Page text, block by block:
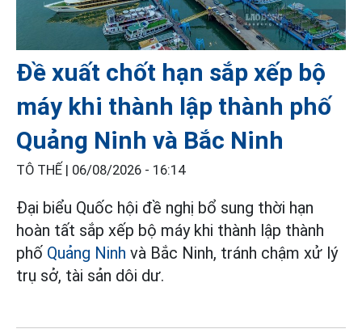
Đề xuất chốt hạn sắp xếp bộ
máy khi thành lập thành phố
Quảng Ninh và Bắc Ninh
TÔ THẾ | 06/08/2026 - 16:14
Đại biểu Quốc hội đề nghị bổ sung thời hạn
hoàn tất sắp xếp bộ máy khi thành lập thành
phố Quảng Ninh và Bắc Ninh, tránh chậm xử lý
trụ sở, tài sản dôi dư.